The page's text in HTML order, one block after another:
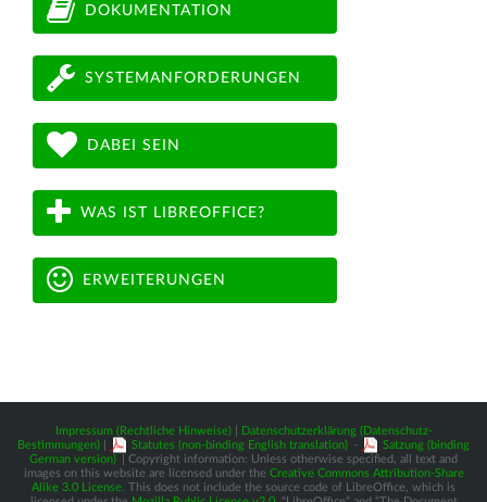
DOKUMENTATION
SYSTEMANFORDERUNGEN
DABEI SEIN
WAS IST LIBREOFFICE?
ERWEITERUNGEN
Impressum (Rechtliche Hinweise)|
Datenschutzerklärung (Datenschutz-
Bestimmungen)
Statutes (non-binding English translation) -
Satzung (binding
German version)
| Copyright information: Unless otherwise specified, all text and
images on this website are licensed under the Creative Commons Attribution-Share
Alike 3.0 License . This does not include the source code of LibreOffice, which is